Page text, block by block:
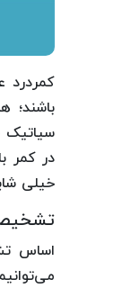
کمردرد
سیاتیک
در کمر
خیلی
اساس